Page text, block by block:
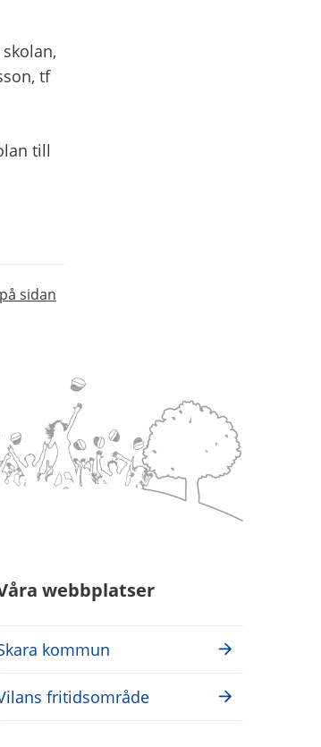
tf
till
sidan
webbplatser
kommun
fritidsområde